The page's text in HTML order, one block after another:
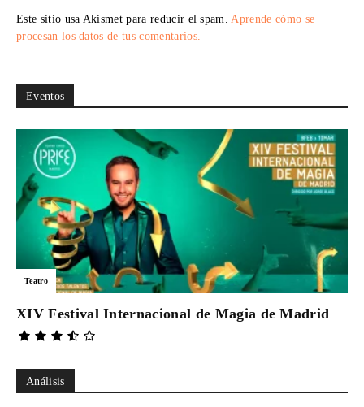
Este sitio usa Akismet para reducir el spam.Aprende cómo se
procesan los datos de tus comentarios.
Eventos
Teatro
XIV Festival Internacional de Magia de Madrid
Análisis